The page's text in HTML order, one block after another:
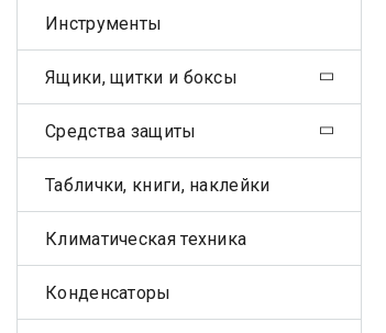
Инструменты
Ящики, щитки и боксы
Средства защиты
Таблички, книги, наклейки
Климатическая техника
Конденсаторы